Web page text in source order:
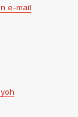
e-mail